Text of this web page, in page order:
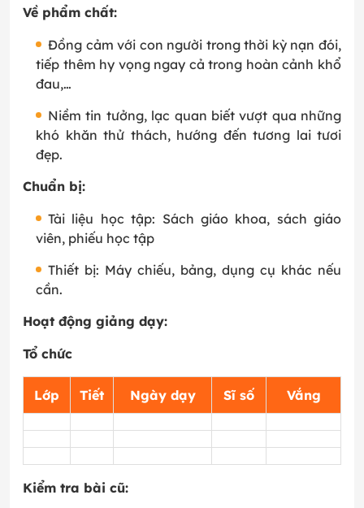
Về phẩm chất:
Đồng cảm với con người trong thời kỳ nạn đói,
tiếp thêm hy vọng ngay cả trong hoàn cảnh khổ
đau,…
Niềm tin tưởng, lạc quan biết vượt qua những
khó khăn thử thách, hướng đến tương lai tươi
đẹp.
Chuẩn bị:
Tài liệu học tập: Sách giáo khoa, sách giáo
viên, phiếu học tập
Thiết bị: Máy chiếu, bảng, dụng cụ khác nếu
cần.
Hoạt động giảng dạy:
Tổ chức
Lớp Tiết Ngày dạy Sĩ số Vắng
Kiểm tra bài cũ: